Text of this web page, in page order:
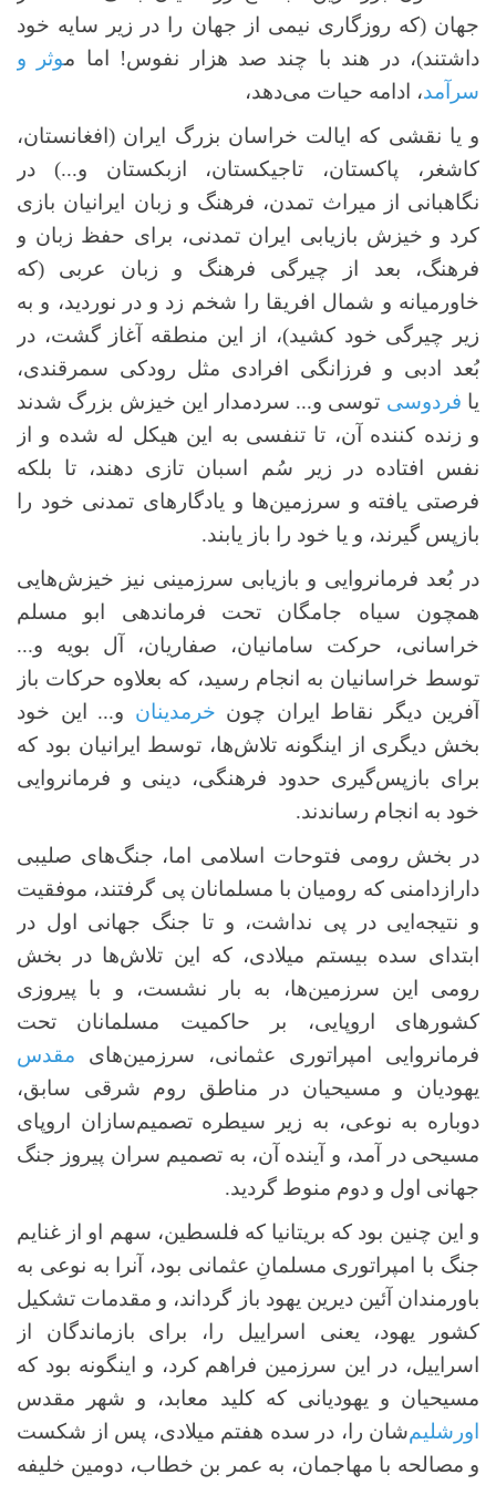
جهان (که روزگاری نیمی از جهان را در زیر سایه خود
داشتند)، در هند با چند صد هزار نفوس! اما موثر و
سرآمد، ادامه حیات می‌دهد،
و یا نقشی که ایالت خراسان بزرگ ایران (افغانستان،
کاشغر، پاکستان، تاجیکستان، ازبکستان و...) در
نگاهبانی از میراث تمدن، فرهنگ و زبان ایرانیان بازی
کرد و خیزش بازیابی ایران تمدنی، برای حفظ زبان و
فرهنگ، بعد از چیرگی فرهنگ و زبان عربی (که
خاورمیانه و شمال افریقا را شخم زد و در نوردید، و به
زیر چیرگی خود کشید)، از این منطقه آغاز گشت، در
بُعد ادبی و فرزانگی افرادی مثل رودکی سمرقندی،
یا فردوسی توسی و... سردمدار این خیزش بزرگ شدند
و زنده کننده آن، تا تنفسی به این هیکل له شده و از
نفس افتاده در زیر سُم اسبان تازی دهند، تا بلکه
فرصتی یافته و سرزمین‌ها و یادگارهای تمدنی خود را
بازپس گیرند، و یا خود را باز یابند.
در بُعد فرمانروایی و بازیابی سرزمینی نیز خیزش‌هایی
همچون سیاه جامگان تحت فرماندهی ابو مسلم
خراسانی، حرکت سامانیان، صفاریان، آل بویه و...
توسط خراسانیان به انجام رسید، که بعلاوه حرکات باز
آفرین دیگر نقاط ایران چون خرمدینان و... این خود
بخش دیگری از اینگونه تلاش‌ها، توسط ایرانیان بود که
برای بازپس‌گیری حدود فرهنگی، دینی و فرمانروایی
خود به انجام رساندند.
در بخش رومی فتوحات اسلامی اما، جنگ‌های صلیبی
دارازدامنی که رومیان با مسلمانان پی گرفتند، موفقیت
و نتیجه‌ایی در پی نداشت، و تا جنگ جهانی اول در
ابتدای سده بیستم میلادی، که این تلاش‌ها در بخش
رومی این سرزمین‌ها، به بار نشست، و با پیروزی
کشورهای اروپایی، بر حاکمیت مسلمانان تحت
فرمانروایی امپراتوری عثمانی، سرزمین‌های مقدس
یهودیان و مسیحیان در مناطق روم شرقی سابق،
دوباره به نوعی، به زیر سیطره تصمیم‌سازان اروپای
مسیحی در آمد، و آینده آن، به تصمیم‌ سران پیروز جنگ
جهانی اول و دوم منوط گردید.
و این چنین بود که بریتانیا که فلسطین، سهم او از غنایم
جنگ با امپراتوری مسلمانِ عثمانی بود، آنرا به نوعی به
باورمندان آئین دیرین یهود باز گرداند، و مقدمات تشکیل
کشور یهود، یعنی اسراییل را، برای بازماندگان از
اسراییل، در این سرزمین فراهم کرد، و اینگونه بود که
مسیحیان و یهودیانی که کلید معابد، و شهر مقدس
اورشلیم‌شان را، در سده هفتم میلادی، پس از شکست
و مصالحه با مهاجمان، به عمر بن خطاب، دومین خلیفه